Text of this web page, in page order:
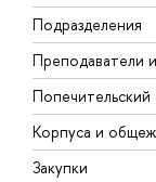
Подразделения
Преподаватели
Попечительский
Корпуса и
Закупки